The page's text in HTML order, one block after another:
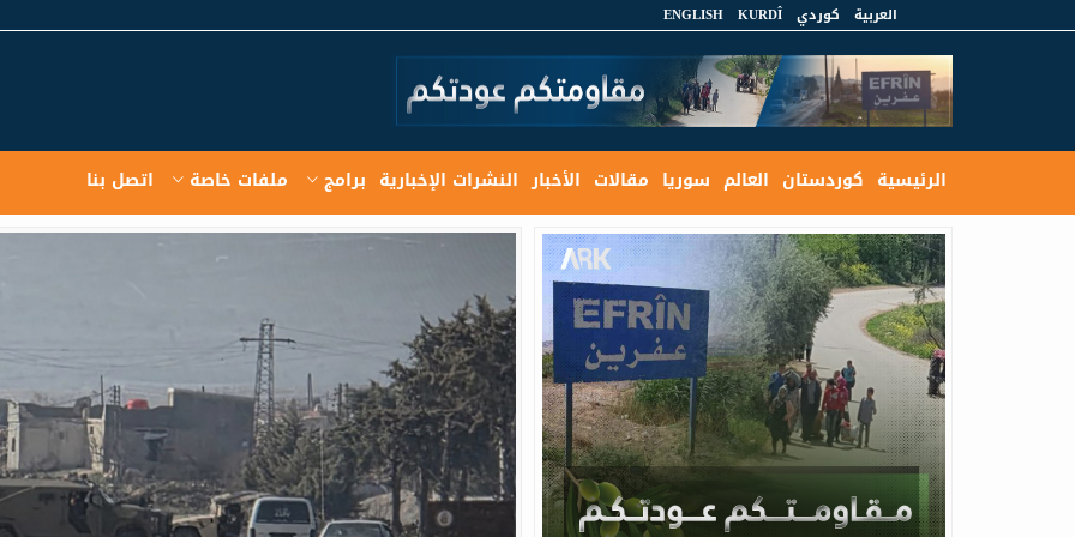
العربية كوردي KURDÎ
ENGLISH
الرئيسية كوردستان العالم سوريا مقالات الأخبار النشرات الإخبارية برامج ملفات خاصة اتصل بنا